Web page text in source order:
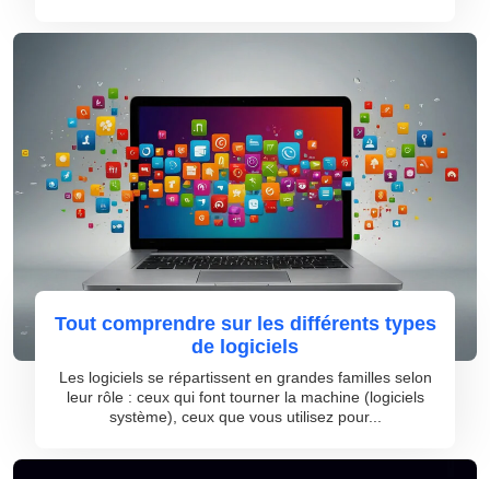
Tout comprendre sur les différents types
de logiciels
Les logiciels se répartissent en grandes familles selon
leur rôle : ceux qui font tourner la machine (logiciels
système), ceux que vous utilisez pour...